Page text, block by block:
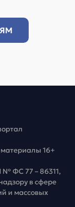
16+
№ ФС 77 – 86311,
в сфере
и массовых